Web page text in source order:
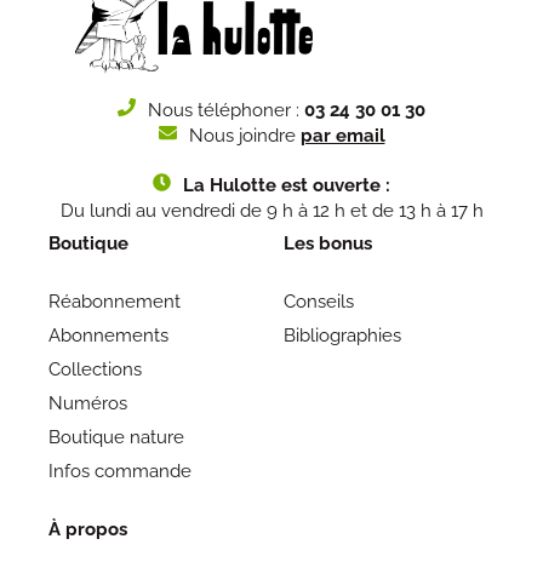
Nous téléphoner : 03 24 30 01 30
Nous joindre par email
La Hulotte est ouverte :
Du lundi au vendredi de 9 h à 12 h et de 13 h à 17 h
Boutique
Réabonnement
Abonnements
Collections
Numéros
Boutique nature
Infos commande
Les bonus
Conseils
Bibliographies
À propos